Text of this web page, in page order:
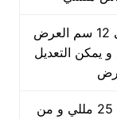
الطول من 5 الى 12 سم العرض
9 سم و يمكن التعديل
من 2 مللي حتي 25 مللي و من